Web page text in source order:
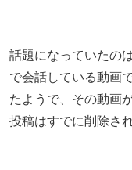
話題になっていたの
で会話している動画
たようで、その動画
投稿はすでに削除さ